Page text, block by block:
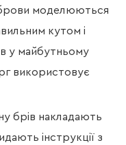
моделюються
кутом і
у майбутньому
використовує
брів накладають
інструкції з